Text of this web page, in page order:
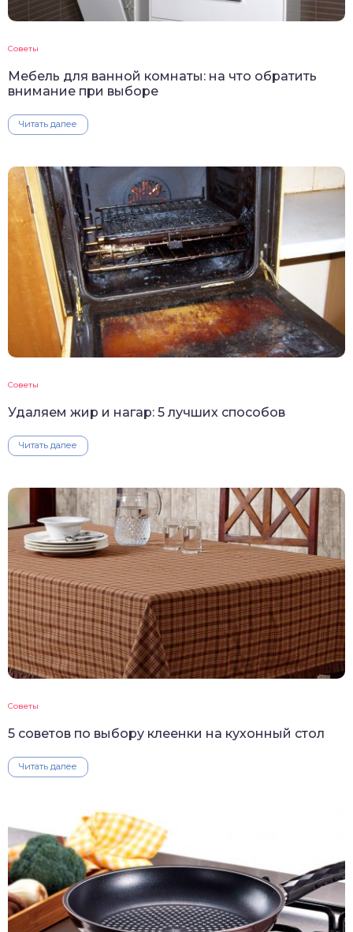
Советы
Мебель для ванной комнаты: на что обратить
внимание при выборе
Читать далее
Советы
Удаляем жир и нагар: 5 лучших способов
Читать далее
Советы
5 советов по выбору клеенки на кухонный стол
Читать далее